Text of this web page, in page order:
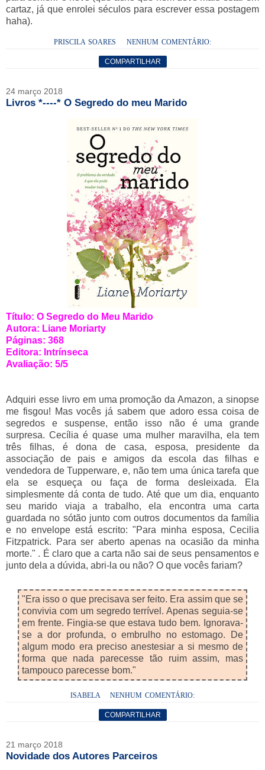
cartaz, já que enrolei séculos para escrever essa postagem
haha).
PRISCILA SOARES NENHUM COMENTÁRIO:
COMPARTILHAR
24 março 2018
Livros *----* O Segredo do meu Marido
Título: O Segredo do Meu Marido
Autora: Liane Moriarty
Páginas: 368
Editora: Intrínseca
Avaliação: 5/5
Adquiri esse livro em uma promoção da Amazon, a sinopse
me fisgou! Mas vocês já sabem que adoro essa coisa de
segredos e suspense, então isso não é uma grande
surpresa. Cecília é quase uma mulher maravilha, ela tem
três filhas, é dona de casa, esposa, presidente da
associação de pais e amigos da escola das filhas e
vendedora de Tupperware, e, não tem uma única tarefa que
ela se esqueça ou faça de forma desleixada. Ela
simplesmente dá conta de tudo. Até que um dia, enquanto
seu marido viaja a trabalho, ela encontra uma carta
guardada no sótão junto com outros documentos da família
e no envelope está escrito: "Para minha esposa, Cecilia
Fitzpatrick. Para ser aberto apenas na ocasião da minha
morte." . É claro que a carta não sai de seus pensamentos e
junto dela a dúvida, abri-la ou não? O que vocês fariam?
"Era isso o que precisava ser feito. Era assim que se
convivia com um segredo terrível. Apenas seguia-se
em frente. Fingia-se que estava tudo bem. Ignorava-
se a dor profunda, o embrulho no estomago. De
algum modo era preciso anestesiar a si mesmo de
forma que nada parecesse tão ruim assim, mas
tampouco parecesse bom."
ISABELA NENHUM COMENTÁRIO:
COMPARTILHAR
21 março 2018
Novidade dos Autores Parceiros